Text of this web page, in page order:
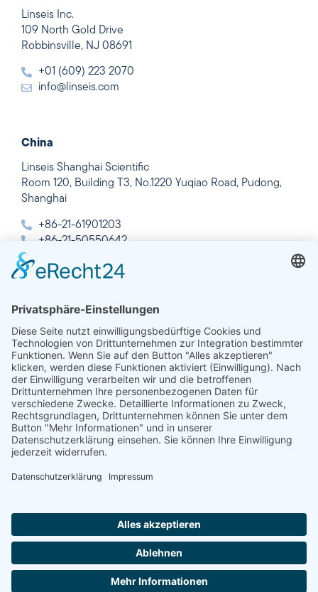
Linseis Inc.
109 North Gold Drive
Robbinsville, NJ 08691
+01 (609) 223 2070
info@linseis.com
China
Linseis Shanghai Scientific
Room 120, Building T3, No.1220 Yuqiao Road, Pudong,
Shanghai
+86-21-61901203
+86-21-50550642
Indien
Linseis Thermal Analysis India Pvt. Ltd.
Plot 65, 2nd Floor, Sai Enclave,
Sector 23, Dwarka, 110077 New Delhi
+91-11-42883851
sales@linseis.in
NEWSLETTERUNTERNEHMENIMPRESSUMDATENSCHUTZKONTAKT
AGB
Hallo ich bin LINAI! Wie kann ich dir